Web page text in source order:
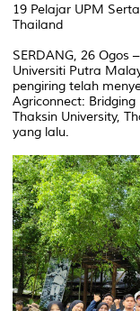
19 Pelajar UPM
Thailand
SERDANG, 26 Ogos
Universiti Putra
pengiring telah
Agriconnect:
Thaksin University,
yang lalu.